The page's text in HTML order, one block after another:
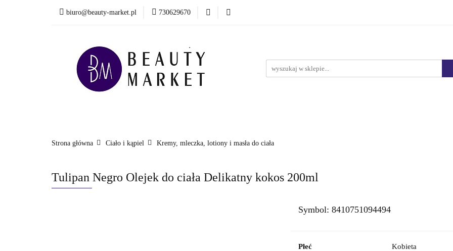
biuro@beauty-market.pl 730629670
Nowości
Włosy Twarz
Health & Care
Strona główna Ciało i kąpiel Kremy, mleczka, lotiony i masła do ciała
Tulipan Negro Olejek do ciała Delikatny kokos 200ml
Symbol: 8410751094494
Płeć Kobieta